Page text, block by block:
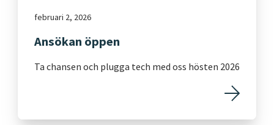
februari 2, 2026
Ansökan öppen
Ta chansen och plugga tech med oss hösten 2026